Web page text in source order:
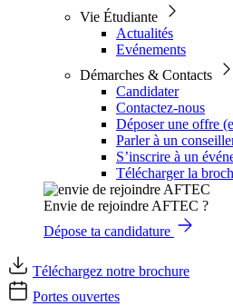
Vie Étudiante
Actualités
Evénements
Démarches & Contacts
Candidater
Contactez-nous
Déposer une offre
Parler à un
S’inscrire à un
Télécharger la
Envie de rejoindre AFTEC ?
Dépose ta candidature
Téléchargez notre brochure
Portes ouvertes